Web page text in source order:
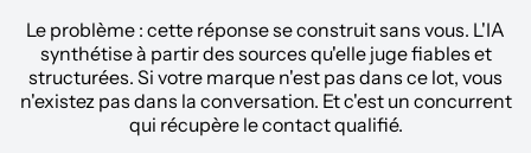
Le problème : cette réponse se construit sans vous. L'IA
synthétise à partir des sources qu'elle juge fiables et
structurées. Si votre marque n'est pas dans ce lot, vous
n'existez pas dans la conversation. Et c'est un concurrent
qui récupère le contact qualifié.